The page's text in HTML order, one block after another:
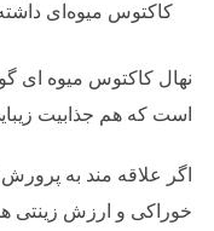
کاکتوس میو‌ه‌ای
نهال کاکتوس میوه ای
است که هم جذابیت
اگر علاقه مند به
خوراکی و ارزش زینتی